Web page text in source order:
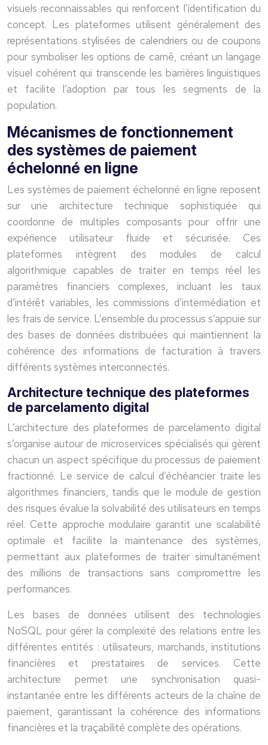
visuels reconnaissables qui renforcent l’identification du
concept. Les plateformes utilisent généralement des
représentations stylisées de calendriers ou de coupons
pour symboliser les options de carnê, créant un langage
visuel cohérent qui transcende les barrières linguistiques
et facilite l’adoption par tous les segments de la
population.
Mécanismes de fonctionnement
des systèmes de paiement
échelonné en ligne
Les systèmes de paiement échelonné en ligne reposent
sur une architecture technique sophistiquée qui
coordonne de multiples composants pour offrir une
expérience utilisateur fluide et sécurisée. Ces
plateformes intègrent des modules de calcul
algorithmique capables de traiter en temps réel les
paramètres financiers complexes, incluant les taux
d’intérêt variables, les commissions d’intermédiation et
les frais de service. L’ensemble du processus s’appuie sur
des bases de données distribuées qui maintiennent la
cohérence des informations de facturation à travers
différents systèmes interconnectés.
Architecture technique des plateformes
de parcelamento digital
L’architecture des plateformes de parcelamento digital
s’organise autour de microservices spécialisés qui gèrent
chacun un aspect spécifique du processus de paiement
fractionné. Le service de calcul d’échéancier traite les
algorithmes financiers, tandis que le module de gestion
des risques évalue la solvabilité des utilisateurs en temps
réel. Cette approche modulaire garantit une scalabilité
optimale et facilite la maintenance des systèmes,
permettant aux plateformes de traiter simultanément
des millions de transactions sans compromettre les
performances.
Les bases de données utilisent des technologies
NoSQL pour gérer la complexité des relations entre les
différentes entités : utilisateurs, marchands, institutions
financières et prestataires de services. Cette
architecture permet une synchronisation quasi-
instantanée entre les différents acteurs de la chaîne de
paiement, garantissant la cohérence des informations
financières et la traçabilité complète des opérations.